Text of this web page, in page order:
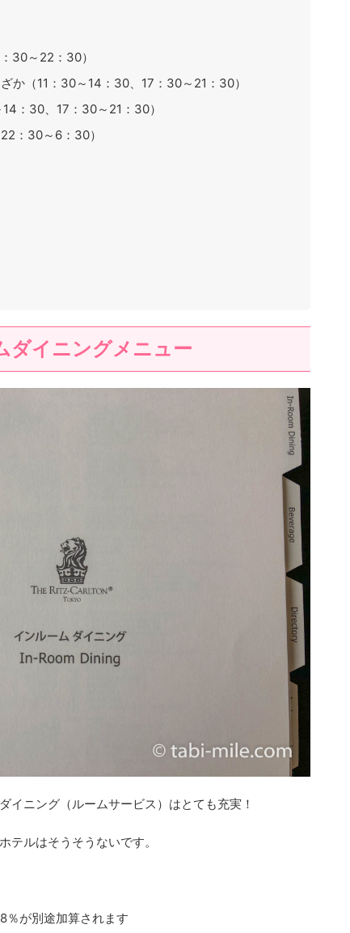
30～22：30）
か（11：30～14：30、17：30～21：30）
：30、17：30～21：30）
：30～6：30）
ダイニングメニュー
イニング（ルームサービス）はとても充実！
テルはそうそうないです。
％が別途加算されます